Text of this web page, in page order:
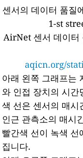
센서의 데이터 품질
1-st
AirNet 센서 데이터
aqicn.org/
아래 왼쪽 그래프는
와 인접 장치의 시간
색 선은 센서의 매시
인근 관측소의 매시
빨간색 선이 녹색
집니다.